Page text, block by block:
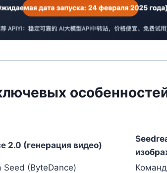
2.0 (генерация видео)
Seed (ByteDance)